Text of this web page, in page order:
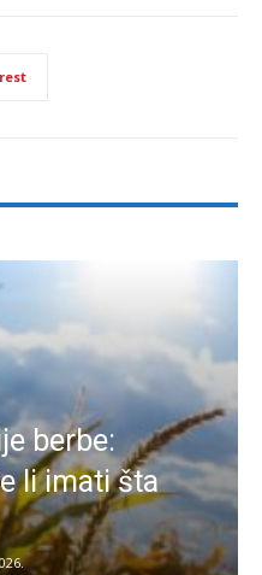
berbe:
li imati šta